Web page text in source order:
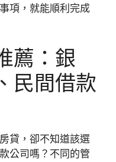
項，就能順利完成
薦：銀
民間借款
貸，卻不知道該選
公司嗎？不同的管